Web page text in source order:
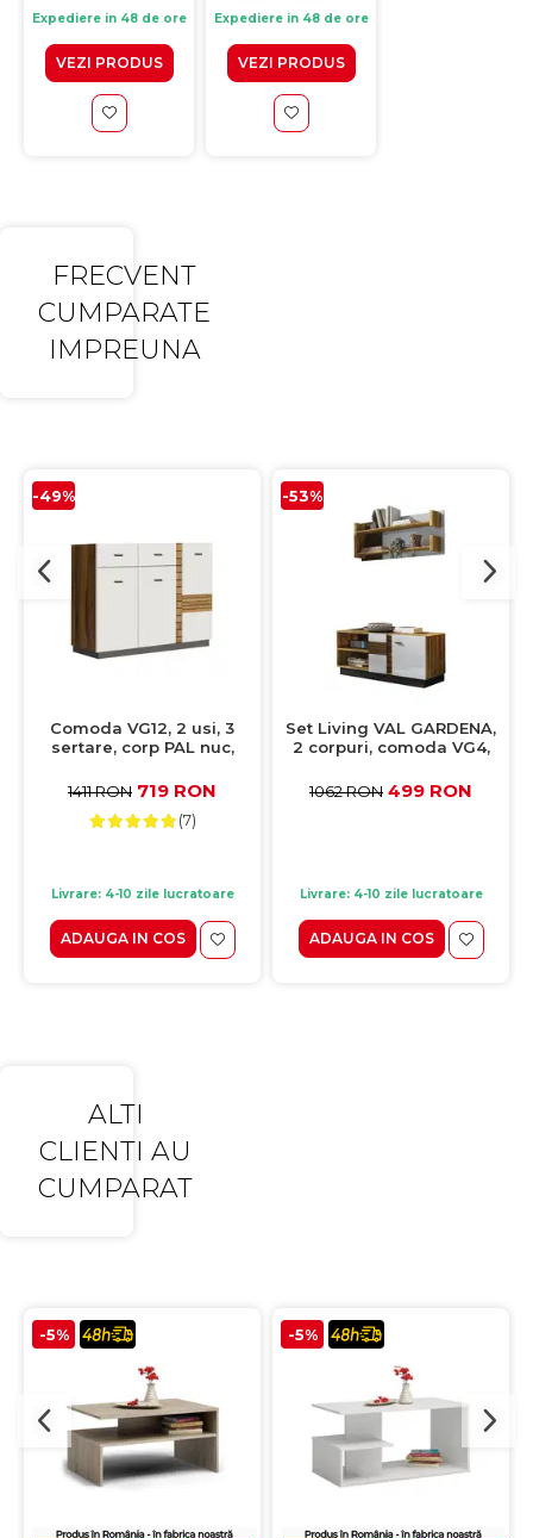
Expediere in 48 de ore
VEZI PRODUS
Expediere in 48 de ore
VEZI PRODUS
FRECVENT
CUMPARATE
IMPREUNA
-49%
Comoda VG12, 2 usi, 3
sertare, corp PAL nuc,
130x42x90 cm
1411 RON 719 RON
(7)
Livrare: 4-10 zile lucratoare
ADAUGA IN COS
-53%
Set Living VAL GARDENA,
2 corpuri, comoda VG4,
fronturi MDF late lucios
1062 RON 499 RON
Livrare: 4-10 zile lucratoare
ADAUGA IN COS
ALTI
CLIENTI AU
CUMPARAT
-5% -5%